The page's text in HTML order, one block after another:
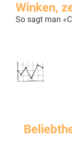
Winken,
So sagt man